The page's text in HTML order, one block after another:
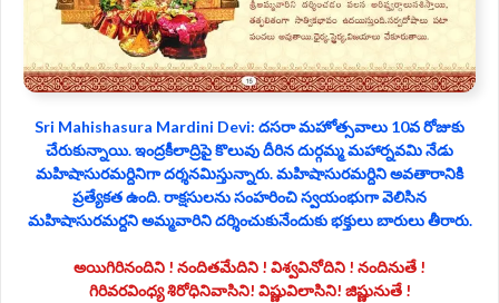
Sri Mahishasura Mardini Devi: దసరా మహోత్సవాలు 10వ రోజుకు
చేరుకున్నాయి. ఇంద్రకీలాద్రిపై కొలువు దీరిన దుర్గమ్మ మహార్నవమి నేడు
మహిషాసురమర్దినిగా దర్శనమిస్తున్నారు. మహిషాసురమర్దిని అవతారానికి
ప్రత్యేకత ఉంది. రాక్షసులను సంహరించి స్వయంభుగా వెలిసిన
మహిషాసురమర్దని అమ్మవారిని దర్శించుకునేందుకు భక్తులు బారులు తీరారు.
అయిగిరినందిని ! నందితమేదిని ! విశ్వవినోదిని ! నందినుతే !
గిరివరవింధ్య శిరోధినివాసిని! విష్ణువిలాసిని! జిష్ణునుతే !